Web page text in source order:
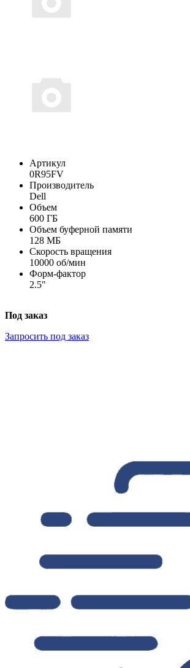
Артикул
0R95FV
Производитель
Dell
Объем
600 ГБ
Объем буферной памяти
128 МБ
Скорость вращения
10000 об/мин
Форм-фактор
2.5"
Под заказ
Запросить под заказ